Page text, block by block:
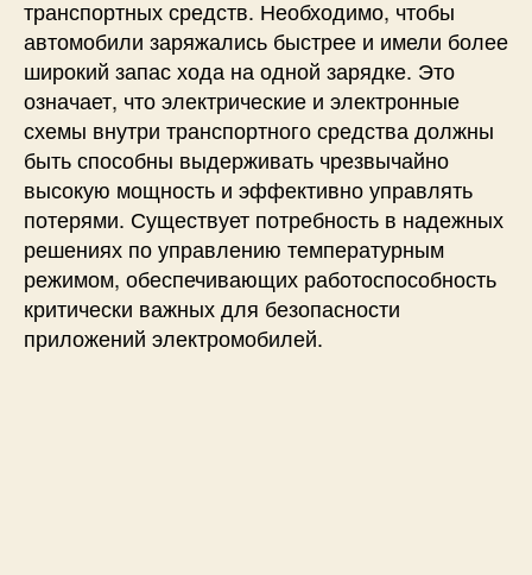
а
к
о
н
т
р
о
л
я
т
е
м
транспортных средств. Необходимо, чтобы
автомобили заряжались быстрее и имели более
широкий запас хода на одной зарядке. Это
означает, что электрические и электронные
схемы внутри транспортного средства должны
быть способны выдерживать чрезвычайно
высокую мощность и эффективно управлять
потерями. Существует потребность в надежных
решениях по управлению температурным
режимом, обеспечивающих работоспособность
критически важных для безопасности
приложений электромобилей.